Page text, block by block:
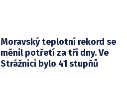
Moravský teplotní rekord se
měnil potřetí za tři dny. Ve
Strážnici bylo 41 stupňů